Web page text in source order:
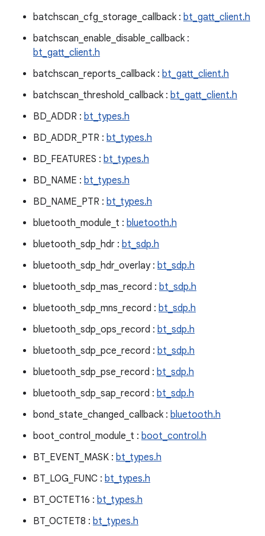
batchscan_cfg_storage_callback : bt_gatt_client.h
batchscan_enable_disable_callback :
bt_gatt_client.h
batchscan_reports_callback : bt_gatt_client.h
batchscan_threshold_callback : bt_gatt_client.h
BD_ADDR : bt_types.h
BD_ADDR_PTR : bt_types.h
BD_FEATURES : bt_types.h
BD_NAME : bt_types.h
BD_NAME_PTR : bt_types.h
bluetooth_module_t : bluetooth.h
bluetooth_sdp_hdr : bt_sdp.h
bluetooth_sdp_hdr_overlay : bt_sdp.h
bluetooth_sdp_mas_record : bt_sdp.h
bluetooth_sdp_mns_record : bt_sdp.h
bluetooth_sdp_ops_record : bt_sdp.h
bluetooth_sdp_pce_record : bt_sdp.h
bluetooth_sdp_pse_record : bt_sdp.h
bluetooth_sdp_sap_record : bt_sdp.h
bond_state_changed_callback : bluetooth.h
boot_control_module_t : boot_control.h
BT_EVENT_MASK : bt_types.h
BT_LOG_FUNC : bt_types.h
BT_OCTET16 : bt_types.h
BT_OCTET8 : bt_types.h